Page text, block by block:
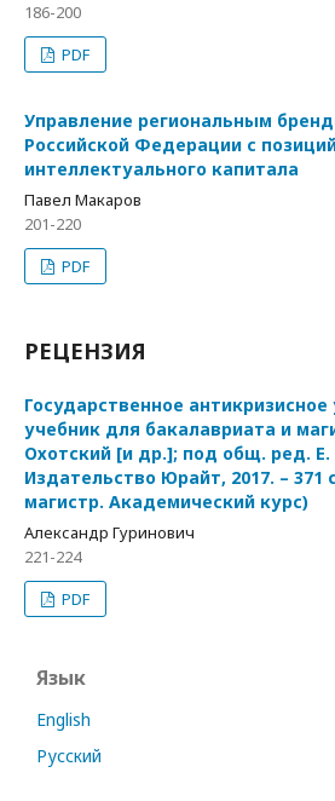
186-200
PDF
Управление региональным
Российской Федерации с
интеллектуального капитала
Павел Макаров
201-220
PDF
РЕЦЕНЗИЯ
Государственное антикризисное
учебник для бакалавриата и
Охотский [и др.]; под общ. ред. Е.
Издательство Юрайт, 2017. – 371
магистр. Академический курс)
Александр Гуринович
221-224
PDF
Язык
English
Русский